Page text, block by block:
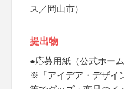
ス／岡山市）
提出物
●応募用紙（公式ホー
※「アイデア・デザイ